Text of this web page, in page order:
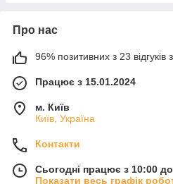
Про нас
96% позитивних з 23 відгуків
Працює з 15.01.2024
м. Київ
Київ, Україна
Контакти
Сьогодні працює з 10:00
Показати весь графік